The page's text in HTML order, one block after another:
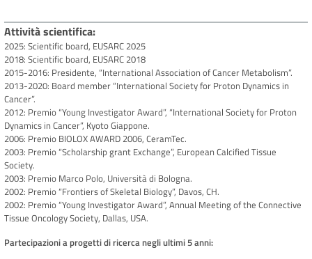
Attività scientifica
2025: Scientific board, EUSARC 2025
2018: Scientific board, EUSARC 2018
2015-2016: Presidente, “International Association of Cancer Metabolism”.
2013-2020: Board member “International Society for Proton Dynamics in
Cancer”.
2012: Premio “Young Investigator Award”, “International Society for Proton
Dynamics in Cancer”, Kyoto Giappone.
2006: Premio BIOLOX AWARD 2006, CeramTec.
2003: Premio “Scholarship grant Exchange”, European Calcified Tissue
Society.
2003: Premio Marco Polo, Università di Bologna.
2002: Premio “Frontiers of Skeletal Biology”, Davos, CH.
2002: Premio “Young Investigator Award”, Annual Meeting of the Connective
Tissue Oncology Society, Dallas, USA.
Partecipazioni a progetti di ricerca negli ultimi 5 anni: